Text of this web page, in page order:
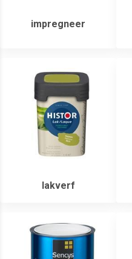
impregneer
lakverf